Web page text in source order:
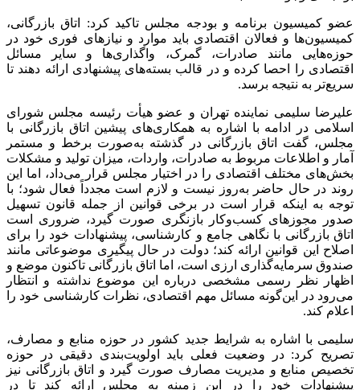
عضو کمیسیون برنامه و بودجه مجلس تاکید کرد: اتاق بازرگانی،
کمیسیون‌ها و فعالان اقتصادی باید موارد و نیازهای فوری خود در
حوزه‌هایی مانند صادرات، گمرک، واگذاری‌ها و سایر مسائل
اقتصادی را احصا کرده و در قالب بسته‌های پیشنهادی ارائه دهند تا
سریع‌تر به نتیجه برسد.
علیرضا سلیمی نماینده تهران و عضو هیأت رئیسه مجلس شورای
اسلامی در ادامه با اشاره به همکاری‌های پیشین اتاق بازرگانی با
مجلس، گفت اتاق بازرگانی در گذشته به‌صورت برخط و مستمر
آمار و اطلاعات مربوط به صادرات، واردات، میزان تولید و مشکلات
بخش‌های مختلف اقتصادی را در اختیار مجلس قرار می‌داد، اما این
روند در حال حاضر به‌روز نیست و لازم است مجدداً فعال شود؛ با
توجه به اینکه قرار است در برخی قوانین از جمله قانون تسهیل
صدور مجوزهای کسب‌وکار بازنگری صورت گیرد، ضروری است
اتاق بازرگانی با نگاهی جامع و کارشناسی، پیشنهادات خود را برای
اصلاح این قوانین ارائه کند؛ دولت در حال پیگیری موضوعاتی مانند
صندوق سرمایه‌گذاری ارزی است، اما اتاق بازرگانی تاکنون موضع و
اظهار نظر رسمی مشخصی درباره این موضوع نداشته و انتظار
می‌رود در این‌گونه مسائل مهم اقتصادی، نظرات کارشناسی خود را
اعلام کند.
سلیمی با اشاره به شرایط جدید کشور در حوزه منابع و مصارف،
تصریح کرد: در وضعیت فعلی باید اولویت‌بندی دقیقی در حوزه
تخصیص منابع و مدیریت مصارف صورت گیرد و اتاق بازرگانی نیز
پیشنهادات خود را در این زمینه به مجلس ارائه کند تا در